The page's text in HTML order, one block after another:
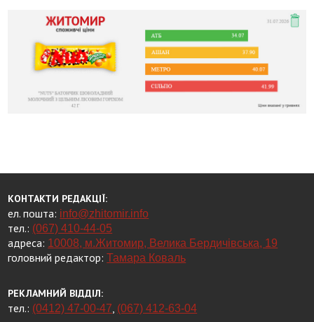
КОНТАКТИ РЕДАКЦІЇ:
ел. пошта: info@zhitomir.info
тел.: (067) 410-44-05
адреса: 10008, м.Житомир, Велика Бердичівська, 19
головний редактор:Тамара Коваль
РЕКЛАМНИЙ ВІДДІЛ:
тел.: (0412) 47-00-47, (067) 412-63-04